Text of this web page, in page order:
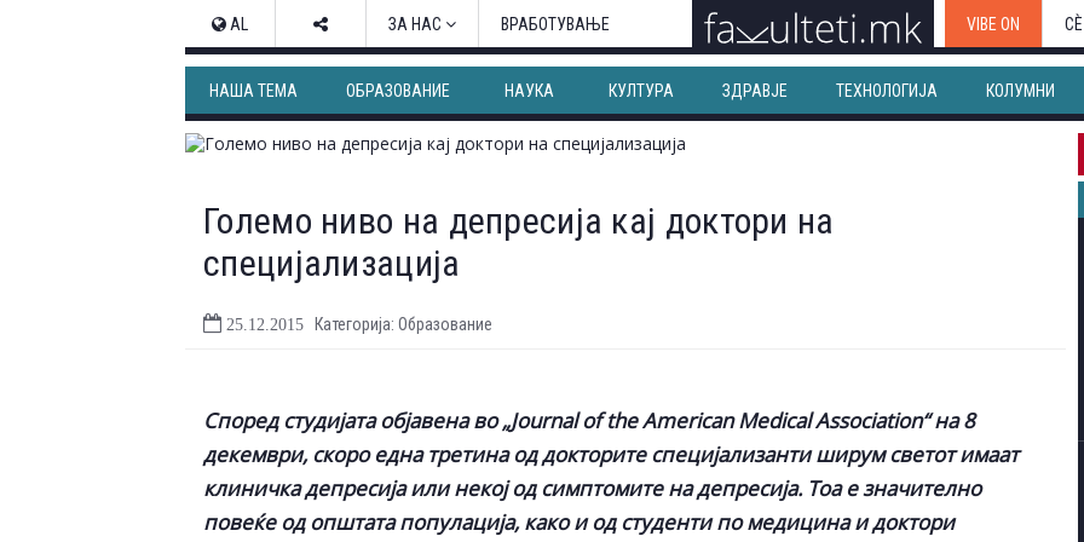
AL ЗА НАС ВРАБОТУВАЊЕ VIBE ON
НАША ТЕМА ОБРАЗОВАНИЕ НАУКА КУЛТУРА ЗДРАВЈЕ ТЕХНОЛОГИЈА КОЛУМНИ
Големо ниво на депресија кај доктори на
специјализација
25.12.2015 Категорија: Образование
Според студијата објавена во „Journal of the American Medical Аssociation“ на 8
декември, скоро една третина од докторите специјализанти ширум светот имаат
клиничка депресија или некој од симптомите на депресија. Тоа е значително
повеќе од општата популација, како и од студенти по медицина и доктори